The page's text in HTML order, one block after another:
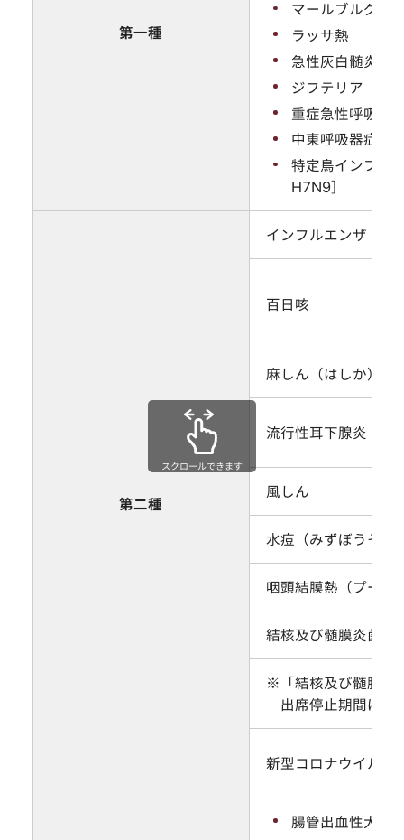
第一種
マールブルグ病
ラッサ熱
急性灰白髄炎
ジフテリア
重症急性呼吸
中東呼吸器症
特定鳥インフル
H7N9］
第二種
インフルエンザ［特
百日咳
麻しん（はしか）
流行性耳下腺炎（お
風しん
水痘（みずぼうそう
咽頭結膜熱（プール
結核及び髄膜炎菌性
※「結核及び髄膜炎
出席停止期間は上
新型コロナウイルス
腸管出血性大腸
スクロールできます